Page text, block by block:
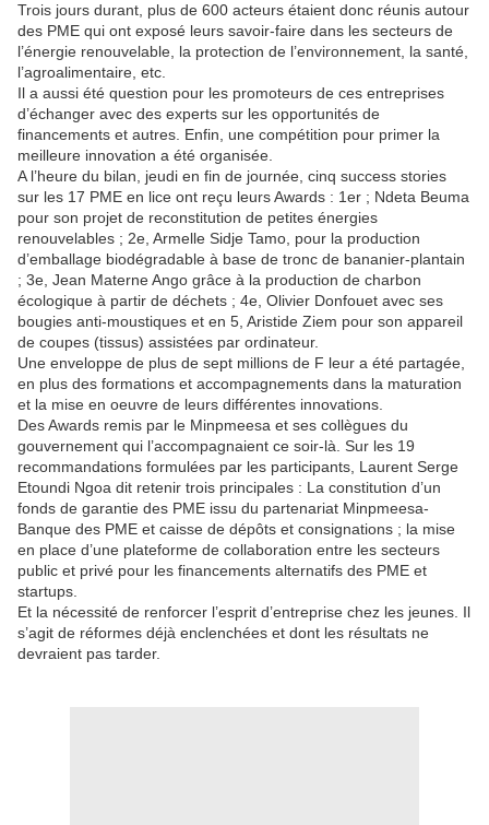
Trois jours durant, plus de 600 acteurs étaient donc réunis autour
des PME qui ont exposé leurs savoir-faire dans les secteurs de
l’énergie renouvelable, la protection de l’environnement, la santé,
l’agroalimentaire, etc.
Il a aussi été question pour les promoteurs de ces entreprises
d’échanger avec des experts sur les opportunités de
financements et autres. Enfin, une compétition pour primer la
meilleure innovation a été organisée.
A l’heure du bilan, jeudi en fin de journée, cinq success stories
sur les 17 PME en lice ont reçu leurs Awards : 1er ; Ndeta Beuma
pour son projet de reconstitution de petites énergies
renouvelables ; 2e, Armelle Sidje Tamo, pour la production
d’emballage biodégradable à base de tronc de bananier-plantain
; 3e, Jean Materne Ango grâce à la production de charbon
écologique à partir de déchets ; 4e, Olivier Donfouet avec ses
bougies anti-moustiques et en 5, Aristide Ziem pour son appareil
de coupes (tissus) assistées par ordinateur.
Une enveloppe de plus de sept millions de F leur a été partagée,
en plus des formations et accompagnements dans la maturation
et la mise en oeuvre de leurs différentes innovations.
Des Awards remis par le Minpmeesa et ses collègues du
gouvernement qui l’accompagnaient ce soir-là. Sur les 19
recommandations formulées par les participants, Laurent Serge
Etoundi Ngoa dit retenir trois principales : La constitution d’un
fonds de garantie des PME issu du partenariat Minpmeesa-
Banque des PME et caisse de dépôts et consignations ; la mise
en place d’une plateforme de collaboration entre les secteurs
public et privé pour les financements alternatifs des PME et
startups.
Et la nécessité de renforcer l’esprit d’entreprise chez les jeunes. Il
s’agit de réformes déjà enclenchées et dont les résultats ne
devraient pas tarder.